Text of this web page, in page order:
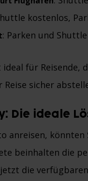
kostenlos,
: Parken und
für Reisende,
Reise sicher
Die ideale
anreisen, könnten
beinhalten die
die verfügbaren